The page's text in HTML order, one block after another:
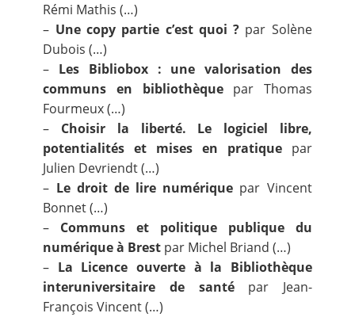
Rémi Mathis (…)
– Une copy partie c’est quoi ? par Solène
Dubois (…)
– Les Bibliobox : une valorisation des
communs en bibliothèque par Thomas
Fourmeux (…)
– Choisir la liberté. Le logiciel libre,
potentialités et mises en pratiquepar
Julien Devriendt (…)
– Le droit de lire numérique par Vincent
Bonnet (…)
– Communs et politique publique du
numérique à Brest par Michel Briand (…)
– La Licence ouverte à la Bibliothèque
interuniversitaire de santépar Jean-
François Vincent (…)